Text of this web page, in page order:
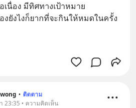
นื่อง มีทิศทางเป้าหมาย
ยังไงก็ยากที่จะกินให้หมดในครั้ง
• ติดตาม
23:35 • ความคิดเห็น